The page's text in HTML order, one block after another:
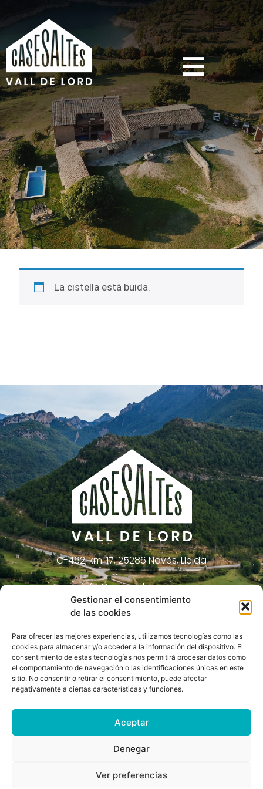
Gestionar el consentimiento
de las cookies
Para ofrecer las mejores experiencias, utilizamos tecnologías como las
cookies para almacenar y/o acceder a la información del dispositivo. El
consentimiento de estas tecnologías nos permitirá procesar datos como
el comportamiento de navegación o las identificaciones únicas en este
sitio. No consentir o retirar el consentimiento, puede afectar
negativamente a ciertas características y funciones.
Aceptar
Denegar
Ver preferencias
La cistella està buida.
C-462, km. 17, 25286 Navès, Lleida
info@casesaltes.com
621 29 26 23
Política de Privadesa | Avís Legal |